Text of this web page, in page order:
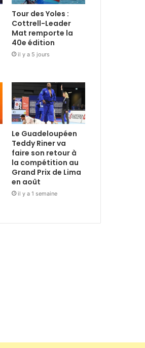
Tour des Yoles :
Cottrell-Leader
Mat remporte la
40e édition
il y a 5 jours
Le Guadeloupéen
Teddy Riner va
faire son retour à
la compétition au
Grand Prix de Lima
en août
il y a 1 semaine